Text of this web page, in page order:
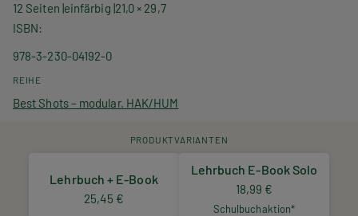
12 Seiten einfärbig 21,0 × 29,7
ISBN
978-3-230-04192-0
REIHE
Best Shots – modular. HAK/HUM
PRODUKTVARIANTEN
Lehrbuch + E-Book
25,45 €
Lehrbuch E-Book Solo
18,99 €
Schulbuchaktion*